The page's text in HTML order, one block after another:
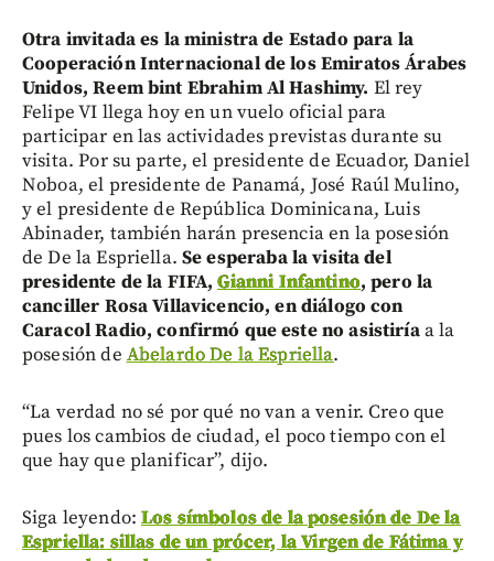
Otra invitada es la ministra de Estado para la
Cooperación Internacional de los Emiratos Árabes
Unidos, Reem bint Ebrahim Al Hashimy. El rey
Felipe VI llega hoy en un vuelo oficial para
participar en las actividades previstas durante su
visita. Por su parte, el presidente de Ecuador, Daniel
Noboa, el presidente de Panamá, José Raúl Mulino,
y el presidente de República Dominicana, Luis
Abinader, también harán presencia en la posesión
de De la Espriella. Se esperaba la visita del
presidente de la FIFA,Gianni Infantino, pero la
canciller Rosa Villavicencio, en diálogo con
Caracol Radio, confirmó que este no asistiríaa la
posesión de Abelardo De la Espriella.
“La verdad no sé por qué no van a venir. Creo que
pues los cambios de ciudad, el poco tiempo con el
que hay que planificar”, dijo.
Siga leyendo:Los símbolos de la posesión de De la
Espriella: sillas de un prócer, la Virgen de Fátima y